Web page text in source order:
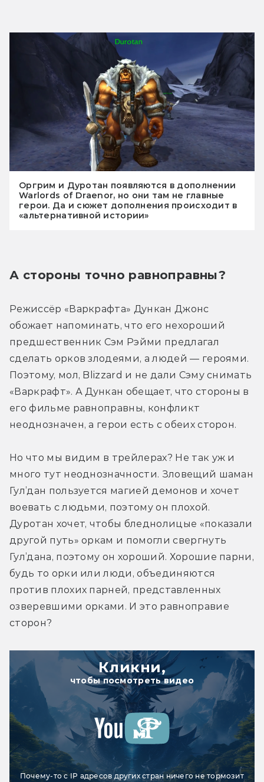
Оргрим и Дуротан появляются в дополнении
Warlords of Draenor, но они там не главные
герои. Да и сюжет дополнения происходит в
«альтернативной истории»
А стороны точно равноправны?
Режиссёр «Варкрафта» Дункан Джонс
обожает напоминать, что его нехороший
предшественник Сэм Рэйми предлагал
сделать орков злодеями, а людей — героями.
Поэтому, мол, Blizzard и не дали Сэму снимать
«Варкрафт». А Дункан обещает, что стороны в
его фильме равноправны, конфликт
неоднозначен, а герои есть с обеих сторон.
Но что мы видим в трейлерах? Не так уж и
много тут неоднозначности. Зловещий шаман
Гул’дан пользуется магией демонов и хочет
воевать с людьми, поэтому он плохой.
Дуротан хочет, чтобы бледнолицые «показали
другой путь» оркам и помогли свергнуть
Гул’дана, поэтому он хороший. Хорошие парни,
будь то орки или люди, объединяются
против плохих парней, представленных
озверевшими орками. И это равноправие
сторон?
Кликни,
чтобы посмотреть видео
Почему-то с IP адресов других стран ничего не тормозит